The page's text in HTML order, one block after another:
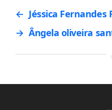
← Jéssica Fernandes
→ Ângela oliveira